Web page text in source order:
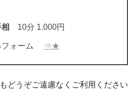
相 10分 1.000円
フォーム ⇒★
どうぞご遠慮なくご利用ください